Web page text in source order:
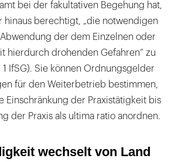
bei der fakultativen Begehung hat,
hinaus berechtigt, „die notwendigen
der dem Einzelnen oder
hierdurch drohenden Gefahren“ zu
1 IfSG). Sie können Ordnungsgelder
für den Weiterbetrieb bestimmen,
Einschränkung der Praxistätigkeit bis
der Praxis als ultima ratio anordnen.
wechselt von Land